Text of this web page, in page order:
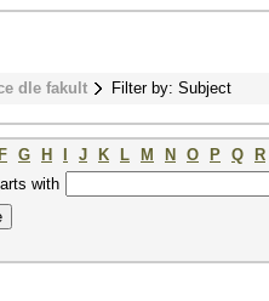
dle fakult Filter by: Subject
F G H J K L M N O P Q
R
with